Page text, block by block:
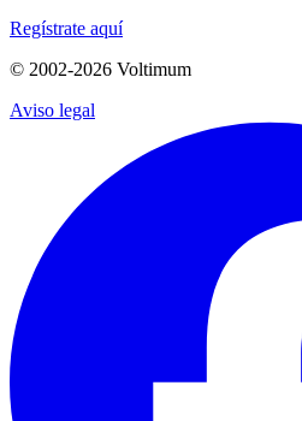
Regístrate aquí
© 2002-2026 Voltimum
Aviso legal